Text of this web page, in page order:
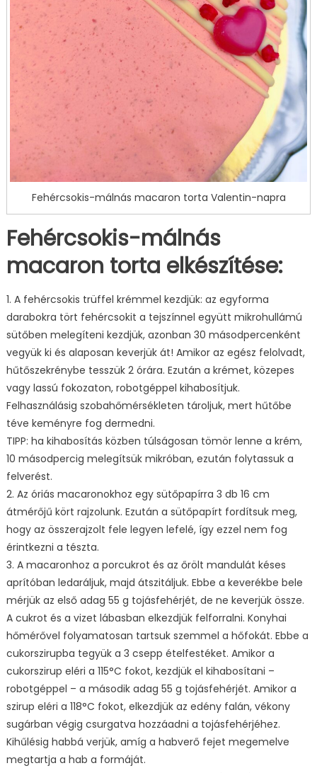
Fehércsokis-málnás macaron torta Valentin-napra
Fehércsokis-málnás
macaron torta elkészítése:
1. A fehércsokis trüffel krémmel kezdjük: az egyforma
darabokra tört fehércsokit a tejszínnel együtt mikrohullámú
sütőben melegíteni kezdjük, azonban 30 másodpercenként
vegyük ki és alaposan keverjük át! Amikor az egész felolvadt,
hűtőszekrénybe tesszük 2 órára. Ezután a krémet, közepes
vagy lassú fokozaton, robotgéppel kihabosítjuk.
Felhasználásig szobahőmérsékleten tároljuk, mert hűtőbe
téve keményre fog dermedni.
TIPP: ha kihabosítás közben túlságosan tömör lenne a krém,
10 másodpercig melegítsük mikróban, ezután folytassuk a
felverést.
2. Az óriás macaronokhoz egy sütőpapírra 3 db 16 cm
átmérőjű kört rajzolunk. Ezután a sütőpapírt fordítsuk meg,
hogy az összerajzolt fele legyen lefelé, így ezzel nem fog
érintkezni a tészta.
3. A macaronhoz a porcukrot és az őrölt mandulát késes
aprítóban ledaráljuk, majd átszitáljuk. Ebbe a keverékbe bele
mérjük az első adag 55 g tojásfehérjét, de ne keverjük össze.
A cukrot és a vizet lábasban elkezdjük felforralni. Konyhai
hőmérővel folyamatosan tartsuk szemmel a hőfokát. Ebbe a
cukorszirupba tegyük a 3 csepp ételfestéket. Amikor a
cukorszirup eléri a 115°C fokot, kezdjük el kihabosítani –
robotgéppel – a második adag 55 g tojásfehérjét. Amikor a
szirup eléri a 118°C fokot, elkezdjük az edény falán, vékony
sugárban végig csurgatva hozzáadni a tojásfehérjéhez.
Kihűlésig habbá verjük, amíg a habverő fejet megemelve
megtartja a hab a formáját.